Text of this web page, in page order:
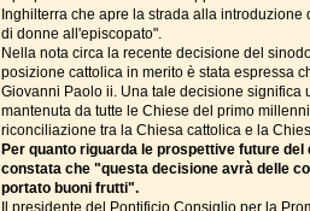
Inghilterra che apre la strada alla
di donne all'episcopato".
Nella nota circa la recente decisione del
posizione cattolica in merito è stata espressa
Giovanni Paolo ii. Una tale decisione significa
mantenuta da tutte le Chiese del primo
riconciliazione tra la Chiesa cattolica e la
Per quanto riguarda le prospettive future
constata che "questa decisione avrà delle
portato buoni frutti".
Il presidente del Pontificio Consiglio per la